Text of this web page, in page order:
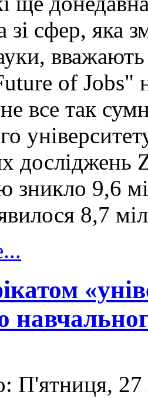
зі сфер, яка
of Jobs"
все так
досліджень
зникло 9,6
8,7
П'ятниця,